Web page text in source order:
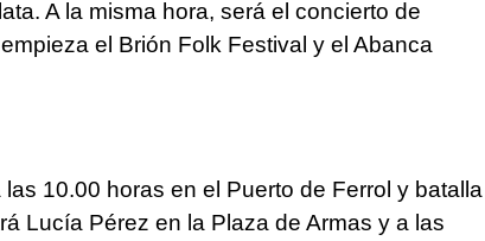
A la misma hora, será el concierto de
el Brión Folk Festival y el Abanca
las 10.00 horas en el Puerto de Ferrol y batalla
Lucía Pérez en la Plaza de Armas y a las